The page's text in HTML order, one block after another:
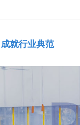
就行业典范